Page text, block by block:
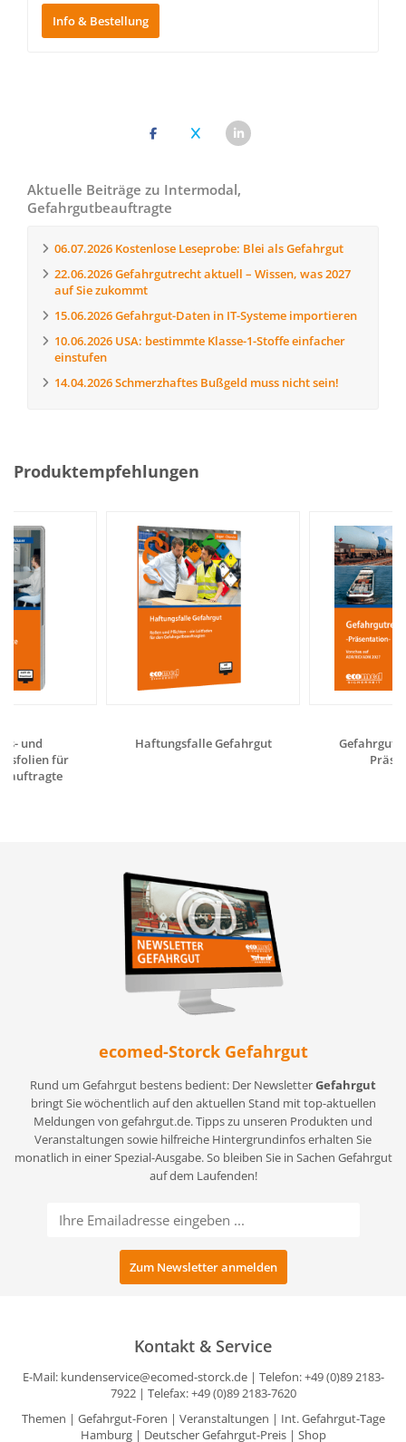
Info & Bestellung
Aktuelle Beiträge zu Intermodal,
Gefahrgutbeauftragte
06.07.2026 Kostenlose Leseprobe: Blei als Gefahrgut
22.06.2026Gefahrgutrecht aktuell – Wissen, was 2027
auf Sie zukommt
15.06.2026Gefahrgut-Daten in IT-Systeme importieren
10.06.2026 USA: bestimmte Klasse-1-Stoffe einfacher
einstufen
14.04.2026Schmerzhaftes Bußgeld muss nicht sein!
Produktempfehlungen
und
für
Haftungsfalle Gefahrgut
ecomed-Storck Gefahrgut
Rund um Gefahrgut bestens bedient: Der NewsletterGefahrgut
bringt Sie wöchentlich auf den aktuellen Stand mit top-aktuellen
Meldungen von gefahrgut.de. Tipps zu unseren Produkten und
Veranstaltungen sowie hilfreiche Hintergrundinfos erhalten Sie
monatlich in einer Spezial-Ausgabe. So bleiben Sie in Sachen Gefahrgut
auf dem Laufenden!
Kontakt & Service
E-Mail: kundenservice@ecomed-storck.de| Telefon: +49 (0)89 2183-
7922 | Telefax: +49 (0)89 2183-7620
Themen | Gefahrgut-Foren | Veranstaltungen | Int. Gefahrgut-Tage
Hamburg| Deutscher Gefahrgut-Preis| Shop